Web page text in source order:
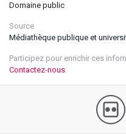
Domaine public
Source
Médiathèque publique et
Participez pour enrichir ces
Contactez-nous